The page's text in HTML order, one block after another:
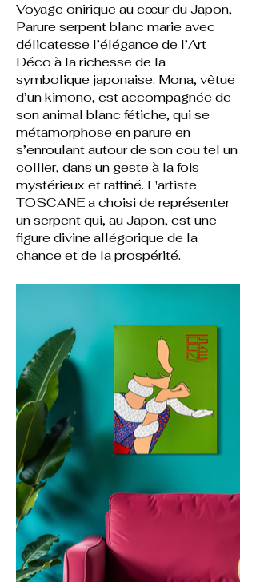
Voyage onirique au cœur du Japon,
Parure serpent blanc marie avec
délicatesse l’élégance de l’Art
Déco à la richesse de la
symbolique japonaise. Mona, vêtue
d’un kimono, est accompagnée de
son animal blanc fétiche, qui se
métamorphose en parure en
s’enroulant autour de son cou tel un
collier, dans un geste à la fois
mystérieux et raffiné. L'artiste
TOSCANE a choisi de représenter
un serpent qui, au Japon, est une
figure divine allégorique de la
chance et de la prospérité.